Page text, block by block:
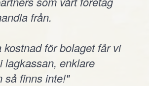
från.
kostnad för bolaget får vi
lagkassan, enklare
så finns inte!"